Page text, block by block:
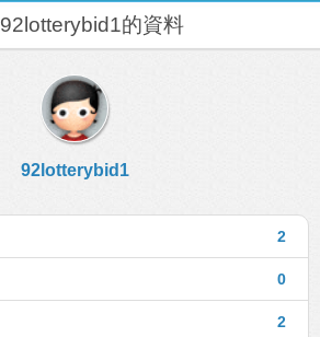
92lotterybid1的資料
92lotterybid1
2
0
2